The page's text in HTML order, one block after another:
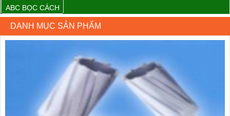
ABC BỌC CÁCH
ĐIỆN XLPE
DANH MỤC SẢN PHẨM